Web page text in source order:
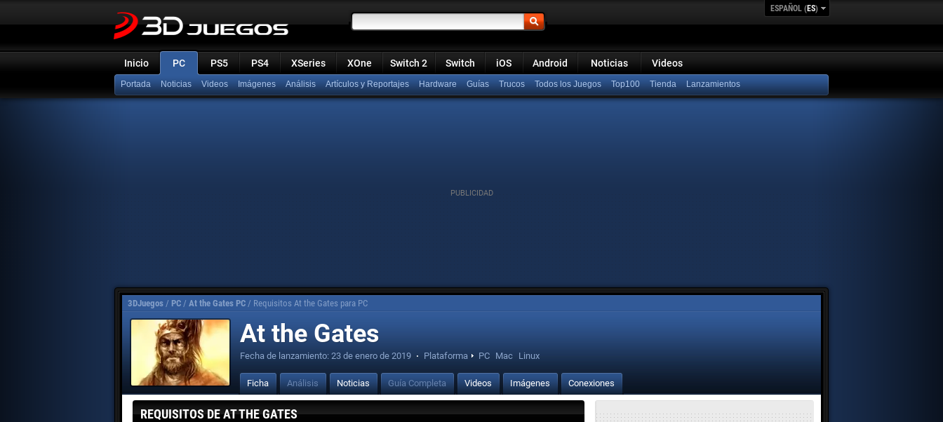
ESPAÑOL (ES)
Inicio PC PS5 PS4 XSeries XOne Switch 2 Switch iOS Android Noticias Videos
Portada Noticias Videos Imágenes Análisis Artículos y Reportajes Hardware Guías Trucos Todos los Juegos Top100 Lanzamientos
3DJuegos / PC / At the Gates PC / Requisitos At the Gates para PC
At the Gates
Fecha de lanzamiento: 23 de enero de 2019 · Plataforma PC Mac Linux
Ficha Análisis Noticias Guía Completa Videos Imágenes Conexiones
REQUISITOS DE AT THE GATES